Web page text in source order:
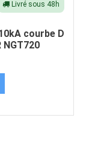
Livré sous 48h
courbe D
NGT720